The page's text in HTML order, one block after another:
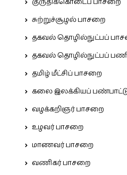
சுற்றுச்சூழல் பாசறை
தகவல் தொழில்நுட்பப்
தகவல் தொழில்நுட்பப்
தமிழ் மீட்சிப் பாசறை
கலை இலக்கியப்
வழக்கறிஞர் பாசறை
உழவர் பாசறை
மாணவர் பாசறை
வணிகர் பாசறை